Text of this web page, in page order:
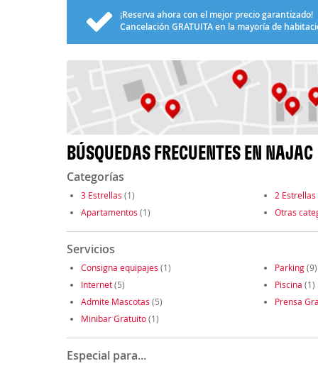
¡Reserva ahora con el mejor precio garantizado!
Cancelación GRATUITAen la mayoría de
BÚSQUEDAS FRECUENTES EN NAJAC
Categorías
3 Estrellas (1) 2 Estrellas
Apartamentos (1) Otras
Servicios
Consigna equipajes (1) Parking(9)
Internet(5) Piscina (1)
Admite Mascotas (5) Prensa
Minibar Gratuito(1)
Especial para...